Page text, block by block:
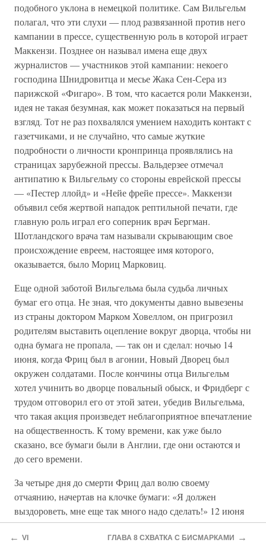
подобного уклона в немецкой политике. Сам Вильгельм
полагал, что эти слухи — плод развязанной против него
кампании в прессе, существенную роль в которой играет
Маккензи. Позднее он называл имена еще двух
журналистов — участников этой кампании: некоего
господина Шнидровитца и месье Жака Сен-Сера из
парижской «Фигаро». В том, что касается роли Маккензи,
идея не такая безумная, как может показаться на первый
взгляд. Тот не раз похвалялся умением находить контакт с
газетчиками, и не случайно, что самые жуткие
подробности о личности кронпринца проявлялись на
страницах зарубежной прессы. Вальдерзее отмечал
антипатию к Вильгельму со стороны еврейской прессы
— «Пестер ллойд» и «Нейе фрейе прессе». Маккензи
объявил себя жертвой нападок рептильной печати, где
главную роль играл его соперник врач Бергман.
Шотландского врача там называли скрывающим свое
происхождение евреем, настоящее имя которого,
оказывается, было Мориц Марковиц.
Еще одной заботой Вильгельма была судьба личных
бумаг его отца. Не зная, что документы давно вывезены
из страны доктором Марком Ховеллом, он пригрозил
родителям выставить оцепление вокруг дворца, чтобы ни
одна бумага не пропала, — так он и сделал: ночью 14
июня, когда Фриц был в агонии, Новый Дворец был
окружен солдатами. После кончины отца Вильгельм
хотел учинить во дворце повальный обыск, и Фридберг с
трудом отговорил его от этой затеи, убедив Вильгельма,
что такая акция произведет неблагоприятное впечатление
на общественность. К тому времени, как уже было
сказано, все бумаги были в Англии, где они остаются и
до сего времени.
За четыре дня до смерти Фриц дал волю своему
отчаянию, начертав на клочке бумаги: «Я должен
выздороветь, мне еще так много надо сделать!» 12 июня
он смог найти в себе силы, чтобы во всех королевских
регалиях приветствовать прибывшего с визитом короля
← VI ГЛАВА 8 СХВАТКА С БИСМАРКАМИ →